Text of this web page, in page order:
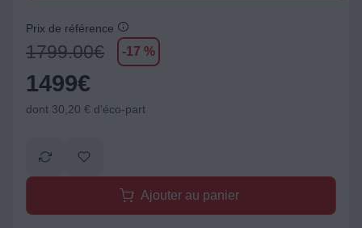
Prix de référence
1799.00€ -17 %
1499€
dont 30,20 € d'éco-part
Ajouter au panier